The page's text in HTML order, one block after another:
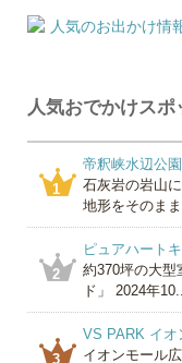
人気おでかけスポ
1
帝釈峡水辺公園
石灰岩の岩山
地形をそのま
2
ピュアハート
約370坪の大型
ド」 2024年
3
VS PARK イオ
イオンモール